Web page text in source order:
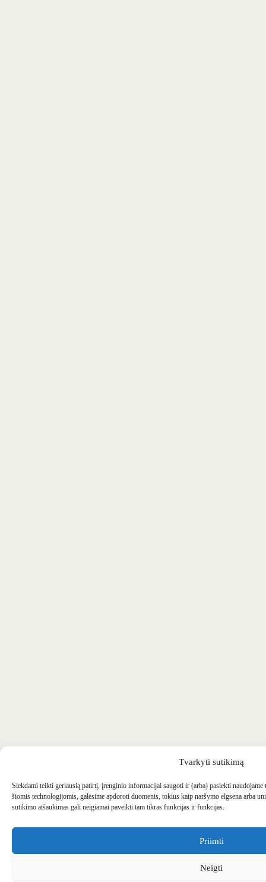
Tvarkyti sutikimą
Siekdami teikti geriausią patirtį, įrenginio informacijai saugoti ir (arba) pasiekti
šiomis technologijomis, galėsime apdoroti duomenis, tokius kaip naršymo elgsena arba
sutikimo atšaukimas gali neigiamai paveikti tam tikras funkcijas ir funkcijas.
Priimti
Neigti